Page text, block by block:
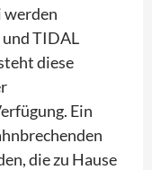
werden
TIDAL
diese
Ein
die zu Hause